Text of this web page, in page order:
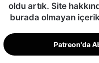
oldu artık. Site
burada olmayan
Patreon'da